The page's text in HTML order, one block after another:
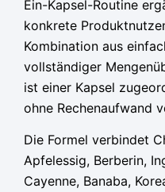
Ein-Kapsel-Routine
konkrete
Kombination aus
vollständiger
ist einer Kapsel
ohne Rechenaufwand
Die Formel verbindet
Apfelessig, Berberin,
Cayenne, Banaba,